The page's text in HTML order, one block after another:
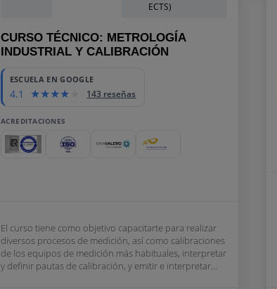
ECTS)
CURSO TÉCNICO: METROLOGÍA
INDUSTRIAL Y CALIBRACIÓN
ESCUELA EN GOOGLE
4.1 143 reseñas
ACREDITACIONES
El curso tiene como objetivo capacitarte para realizar
diversos procesos de medición, así como calibraciones
de los equipos de medición más habituales, interpretar
y definir pautas de calibración, y emitir e interpretar...